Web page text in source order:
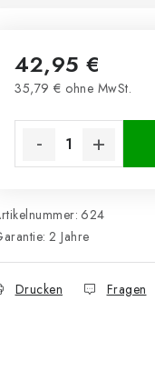
42,95 €
35,79 € ohne MwSt.
624
: 2 Jahre
Drucken Fragen